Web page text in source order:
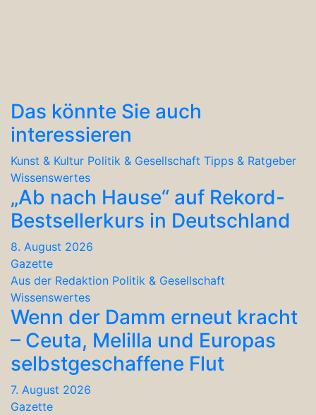
Das könnte Sie auch
interessieren
Kunst & Kultur Politik & Gesellschaft Tipps & Ratgeber
Wissenswertes
„Ab nach Hause“ auf Rekord-
Bestsellerkurs in Deutschland
8. August 2026
Gazette
Aus der Redaktion Politik & Gesellschaft
Wissenswertes
Wenn der Damm erneut kracht
– Ceuta, Melilla und Europas
selbstgeschaffene Flut
7. August 2026
Gazette